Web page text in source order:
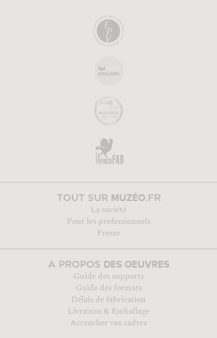
TOUT SUR MUZÉO.FR
La société
Pour les professionnels
Presse
A PROPOS DES OEUVRES
Guide des supports
Guide des formats
Délais de fabrication
Livraison & Emballage
Accrocher vos cadres